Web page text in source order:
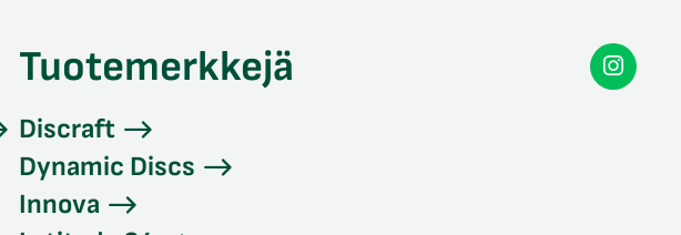
Tuotemerkkejä
Discraft
Dynamic Discs
Innova